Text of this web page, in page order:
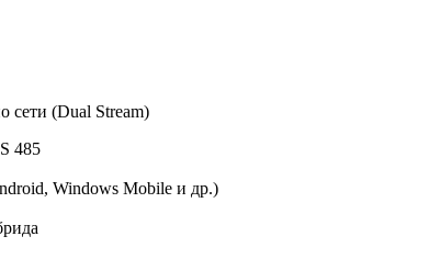
сети (Dual Stream)
485
Windows Mobile и др.)